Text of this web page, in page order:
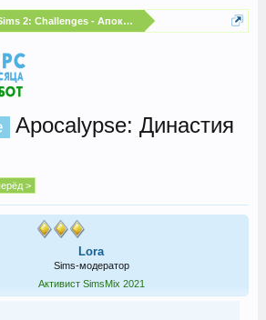
2: Challenges - Апокалипсис
Apocalypse: Династия
>
Lora
Sims-модератор
Активист SimsMix 2021